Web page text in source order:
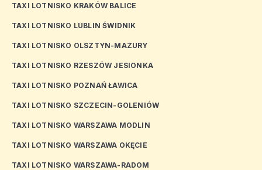
TAXI LOTNISKO KRAKÓW BALICE
TAXI LOTNISKO LUBLIN ŚWIDNIK
TAXI LOTNISKO OLSZTYN-MAZURY
TAXI LOTNISKO RZESZÓW JESIONKA
TAXI LOTNISKO POZNAŃ ŁAWICA
TAXI LOTNISKO SZCZECIN-GOLENIÓW
TAXI LOTNISKO WARSZAWA MODLIN
TAXI LOTNISKO WARSZAWA OKĘCIE
TAXI LOTNISKO WARSZAWA-RADOM